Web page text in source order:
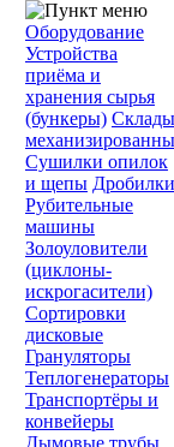
Оборудование
Устройства
приёма и
хранения сырья
(бункеры) Склады
Сушилки опилок
и щепы Дробилки
Рубительные
машины
Золоуловители
(циклоны-
искрогасители)
Сортировки
дисковые
Грануляторы
Теплогенераторы
Транспортёры и
конвейеры
Дымовые трубы